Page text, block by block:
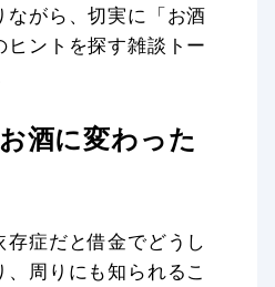
ながら、切実に「お酒
ヒントを探す雑談トー
酒に変わった
症だと借金でどうし
周りにも知られるこ